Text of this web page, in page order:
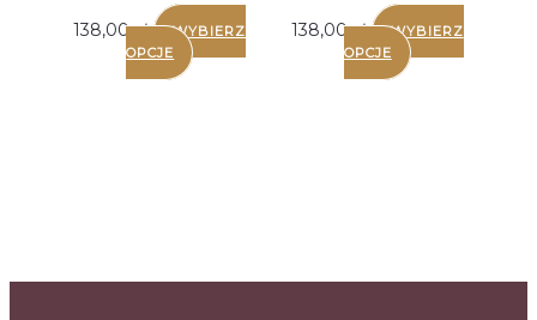
138,00zł
WYBIERZ
OPCJE
138,00zł
WYBIERZ
OPCJE